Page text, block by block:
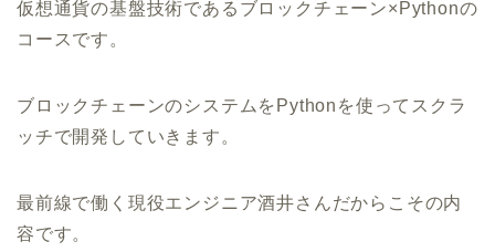
仮想通貨の基盤技術であるブロックチェーン×Pythonの
コースです。
ブロックチェーンのシステムをPythonを使ってスクラ
ッチで開発していきます。
最前線で働く現役エンジニア酒井さんだからこその内
容です。